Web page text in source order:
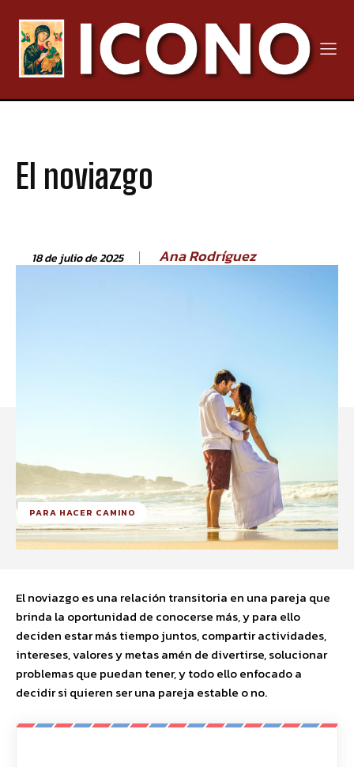
El noviazgo
18 de julio de 2025 Ana Rodríguez
PARA HACER CAMINO
El noviazgo es una relación transitoria en una pareja que
brinda la oportunidad de conocerse más, y para ello
deciden estar más tiempo juntos, compartir actividades,
intereses, valores y metas amén de divertirse, solucionar
problemas que puedan tener, y todo ello enfocado a
decidir si quieren ser una pareja estable o no.